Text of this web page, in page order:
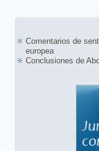
Comentarios de
europea
Conclusiones de